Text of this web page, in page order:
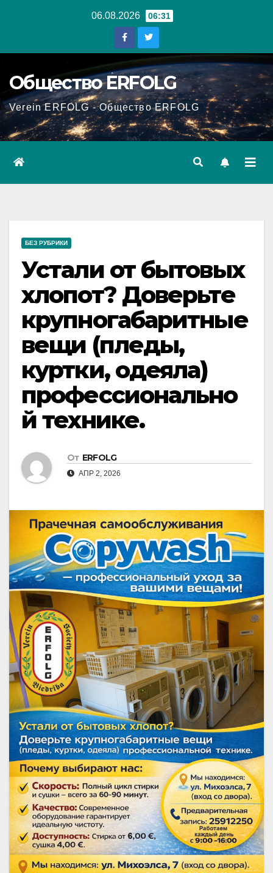
06.08.2026 06:31
Общество ERFOLG
Verein ERFOLG - Общество ERFOLG
БЕЗ РУБРИКИ
Устали от бытовых
хлопот? Доверьте
крупногабаритные
вещи (пледы,
куртки, одеяла)
профессионально
й технике.
От ERFOLG
АПР 2, 2026